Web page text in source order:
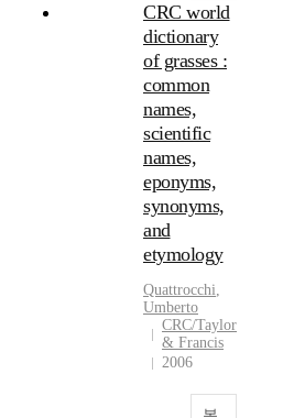
CRC world
dictionary
of grasses :
common
names,
scientific
names,
eponyms,
synonyms,
and
etymology
Quattrocchi,
Umberto
CRC/Taylor
& Francis
2006